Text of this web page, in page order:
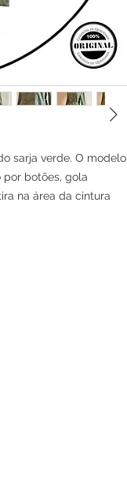
sarja verde. O modelo
botões, gola
na área da cintura